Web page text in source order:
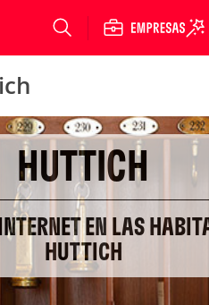
HUTTICH
EN LAS
HUTTICH